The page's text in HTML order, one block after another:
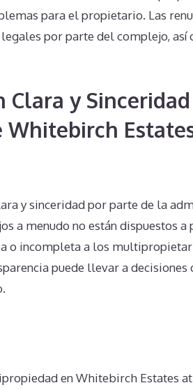
para el propietario. Las
por parte del complejo, así
y
y sinceridad por parte de la
a menudo no están dispuestos
o incompleta a los
puede llevar a decisiones
en Whitebirch Estates